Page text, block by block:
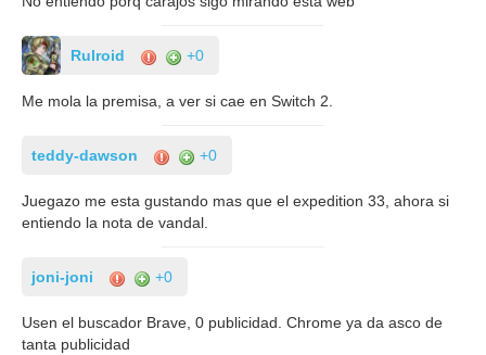
Rulroid +0
Me mola la premisa, a ver si cae en Switch 2.
teddy-dawson +0
Juegazo me esta gustando mas que el expedition 33, ahora si
entiendo la nota de vandal.
joni-joni +0
Usen el buscador Brave, 0 publicidad. Chrome ya da asco de
tanta publicidad